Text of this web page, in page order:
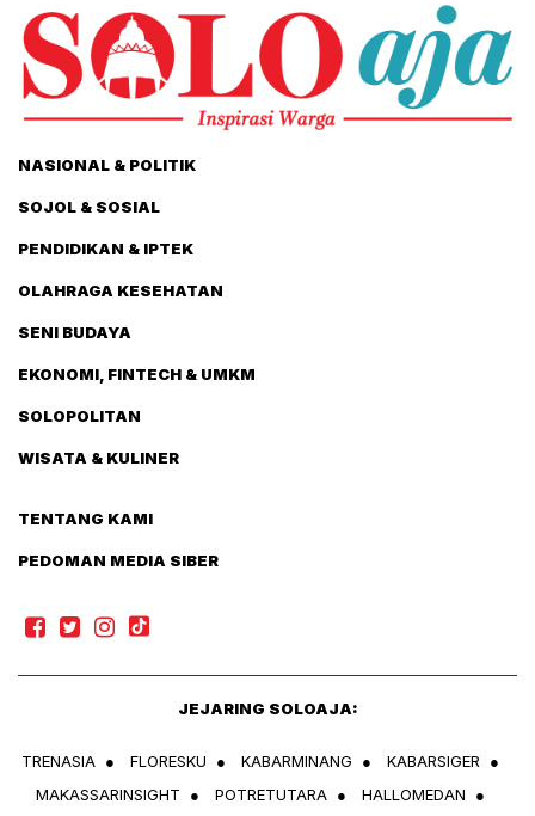
NASIONAL & POLITIK
SOJOL & SOSIAL
PENDIDIKAN & IPTEK
OLAHRAGA KESEHATAN
SENI BUDAYA
EKONOMI, FINTECH & UMKM
SOLOPOLITAN
WISATA & KULINER
TENTANG KAMI
PEDOMAN MEDIA SIBER
JEJARING SOLOAJA:
TRENASIA ● FLORESKU ● KABARMINANG ● KABARSIGER
●
MAKASSARINSIGHT
● POTRETUTARA ● HALLOMEDAN ●